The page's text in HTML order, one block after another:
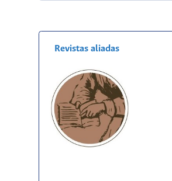
Revistas aliadas